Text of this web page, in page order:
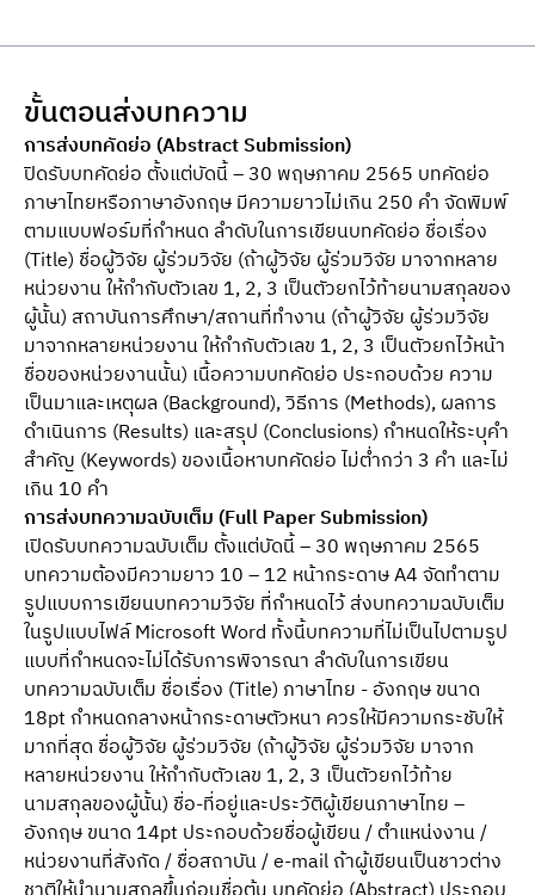
ขั้นตอนส่งบทความ
การส่งบทคัดย่อ (Abstract Submission)
ปิดรับบทคัดย่อ ตั้งแต่บัดนี้ – 30 พฤษภาคม 2565 บทคัดย่อ
ภาษาไทยหรือภาษาอังกฤษ มีความยาวไม่เกิน 250 คำ จัดพิมพ์
ตามแบบฟอร์มที่กำหนด ลำดับในการเขียนบทคัดย่อ ชื่อเรื่อง
(Title) ชื่อผู้วิจัย ผู้ร่วมวิจัย (ถ้าผู้วิจัย ผู้ร่วมวิจัย มาจากหลาย
หน่วยงาน ให้กำกับตัวเลข 1, 2, 3 เป็นตัวยกไว้ท้ายนามสกุลของ
ผู้นั้น) สถาบันการศึกษา/สถานที่ทำงาน (ถ้าผู้วิจัย ผู้ร่วมวิจัย
มาจากหลายหน่วยงาน ให้กำกับตัวเลข 1, 2, 3 เป็นตัวยกไว้หน้า
ชื่อของหน่วยงานนั้น) เนื้อความบทคัดย่อ ประกอบด้วย ความ
เป็นมาและเหตุผล (Background), วิธีการ (Methods), ผลการ
ดำเนินการ (Results) และสรุป (Conclusions) กำหนดให้ระบุคำ
สำคัญ (Keywords) ของเนื้อหาบทคัดย่อ ไม่ต่ำกว่า 3 คำ และไม่
เกิน 10 คำ
การส่งบทความฉบับเต็ม (Full Paper Submission)
เปิดรับบทความฉบับเต็ม ตั้งแต่บัดนี้ – 30 พฤษภาคม 2565
บทความต้องมีความยาว 10 – 12 หน้ากระดาษ A4 จัดทำตาม
รูปแบบการเขียนบทความวิจัย ที่กำหนดไว้ ส่งบทความฉบับเต็ม
ในรูปแบบไฟล์ Microsoft Word ทั้งนี้บทความที่ไม่เป็นไปตามรูป
แบบที่กำหนดจะไม่ได้รับการพิจารณา ลำดับในการเขียน
บทความฉบับเต็ม ชื่อเรื่อง (Title) ภาษาไทย - อังกฤษ ขนาด
18pt กำหนดกลางหน้ากระดาษตัวหนา ควรให้มีความกระชับให้
มากที่สุด ชื่อผู้วิจัย ผู้ร่วมวิจัย (ถ้าผู้วิจัย ผู้ร่วมวิจัย มาจาก
หลายหน่วยงาน ให้กำกับตัวเลข 1, 2, 3 เป็นตัวยกไว้ท้าย
นามสกุลของผู้นั้น) ชื่อ-ที่อยู่และประวัติผู้เขียนภาษาไทย –
อังกฤษ ขนาด 14pt ประกอบด้วยชื่อผู้เขียน / ตำแหน่งงาน /
หน่วยงานที่สังกัด / ชื่อสถาบัน / e-mail ถ้าผู้เขียนเป็นชาวต่าง